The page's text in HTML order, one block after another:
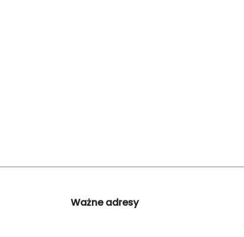
Ważne adresy